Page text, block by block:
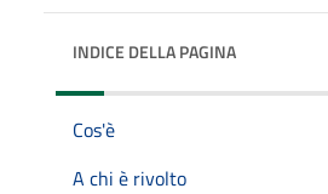
INDICE DELLA PAGINA
Cos'è
A chi è rivolto